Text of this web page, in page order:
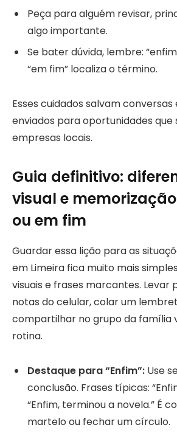
Peça para alguém revisar,
algo importante.
Se bater dúvida, lembre:
“em fim” localiza o término.
Esses cuidados salvam
enviados para oportunidades que
empresas locais.
Guia definitivo:
visual e
ou em fim
Guardar essa lição para as
em Limeira fica muito mais
visuais e frases marcantes. Levar
notas do celular, colar um
compartilhar no grupo da família
rotina.
Destaque para “Enfim”: Use
conclusão. Frases típicas:
“Enfim, terminou a novela.” É
martelo ou fechar um círculo.